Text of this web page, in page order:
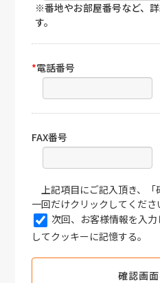
※番地やお部屋番号など、
す。
*電話番号
FAX番号
上記項目にご記入頂き、「
一回だけクリックしてくださ
次回、お客様情報を入
してクッキーに記憶する。
確認画